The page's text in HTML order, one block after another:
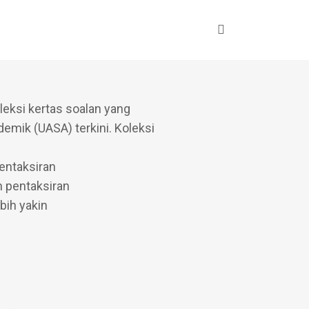
kertas soalan yang
(UASA) terkini. Koleksi
pentaksiran
yakin